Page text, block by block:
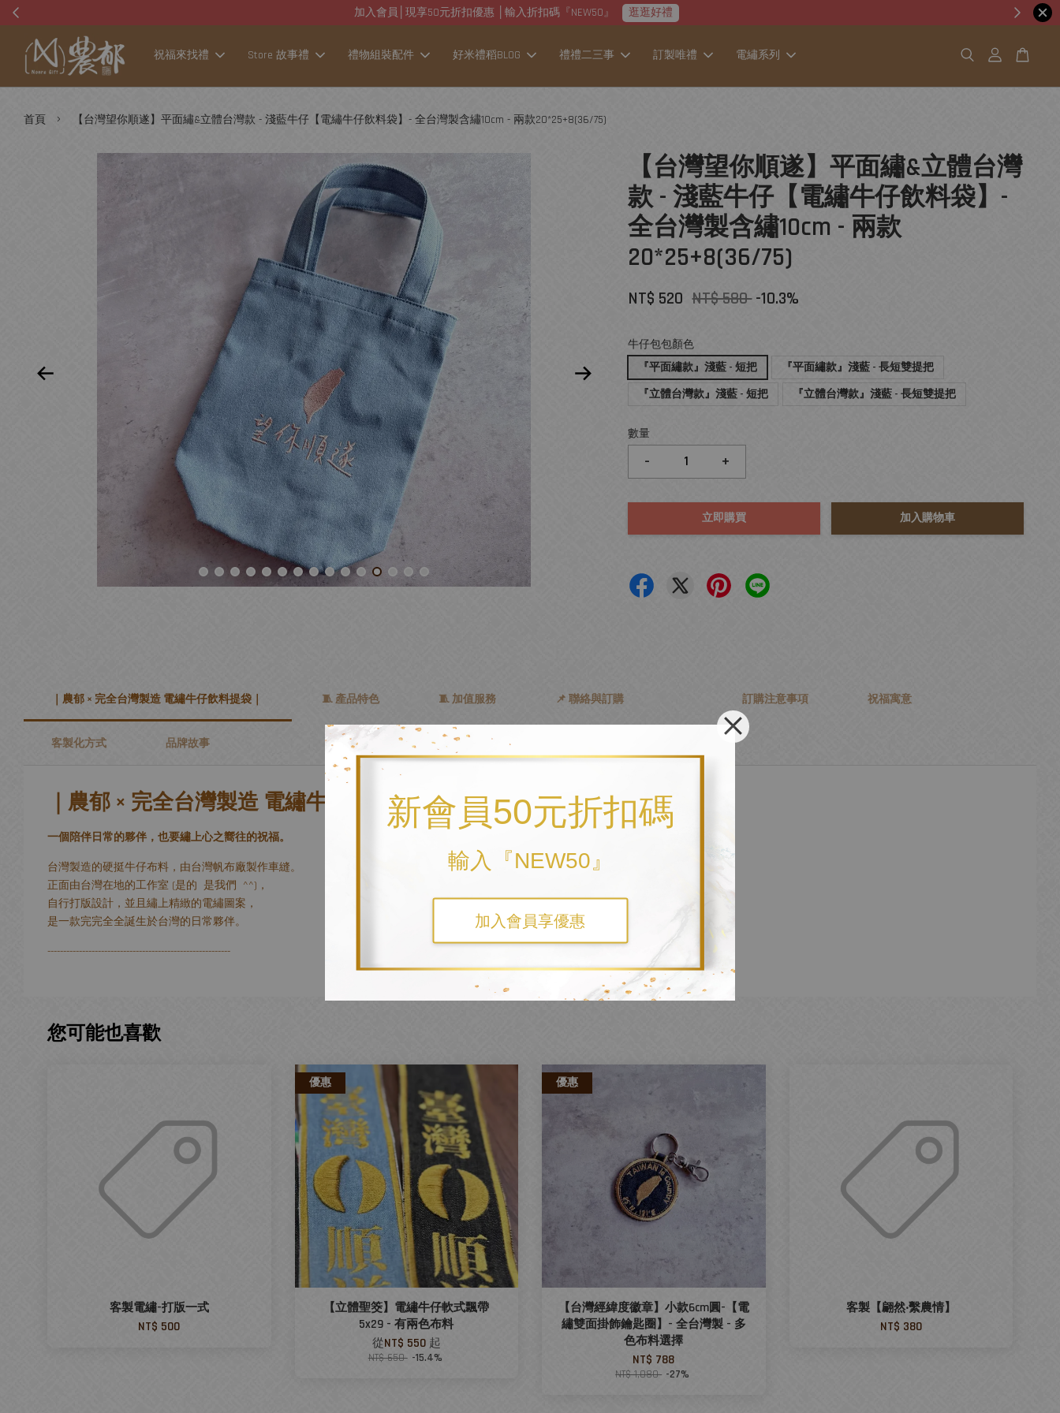
新會員50元折扣碼
輸入『NEW50』
加入會員享優惠
加入會員│現享50元折扣優惠 │輸入折扣碼『NEW50』 逛逛好禮
祝福來找禮 Store 故事禮 禮物組裝配件 好米禮稻BLOG 禮禮二三事 訂製唯禮 電繡系列
首頁 › 【台灣望你順遂】平面繡&立體台灣款 - 淺藍牛仔【電繡牛仔飲料袋】- 全台灣製含繡10cm - 兩款20*25+8(36/75)
【台灣望你順遂】平面繡&立體台灣
款 - 淺藍牛仔【電繡牛仔飲料袋】-
全台灣製含繡10cm - 兩款
20*25+8(36/75)
NT$ 520 NT$ 580 -10.3%
牛仔包包顏色
『平面繡款』淺藍 - 短把
『平面繡款』淺藍 - 長短雙提把
『立體台灣款』淺藍 - 短把
『立體台灣款』淺藍 - 長短雙提把
數量
- +
立即購買 加入購物車
｜農郁 × 完全台灣製造 電繡牛仔飲料提袋｜ 🧵 產品特色 🧵 加值服務 📌 聯絡與訂購 訂購注意事項 祝福寓意
客製化方式 品牌故事
｜農郁 × 完全台灣製造 電繡牛仔飲料提袋｜
一個陪伴日常的夥伴，也要繡上心之嚮往的祝福。
台灣製造的硬挺牛仔布料，由台灣帆布廠製作車縫。
正面由台灣在地的工作室 (是的 是我們 ^^)，
自行打版設計，並且繡上精緻的電繡圖案，
是一款完完全全誕生於台灣的日常夥伴。
----------------------------------------------------------
您可能也喜歡
客製電繡-打版一式
NT$ 500
優惠
【立體聖筊】電繡牛仔軟式飄帶
5x29 - 有兩色布料
從NT$ 550 起
NT$ 650 -15.4%
優惠
【台灣經緯度徽章】小款6cm圓-【電
繡雙面掛飾鑰匙圈】- 全台灣製 - 多
色布料選擇
NT$ 788
NT$ 1,080 -27%
客製【翩然‧繫農情】
NT$ 380